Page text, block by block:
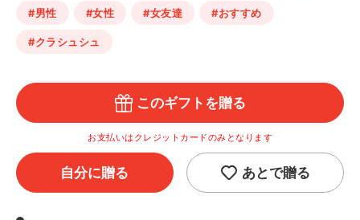
#男性 #女性 #女友達 #おすすめ
#クラシュシュ
このギフトを贈る
お支払いはクレジットカードのみとなります
自分に贈る あとで贈る